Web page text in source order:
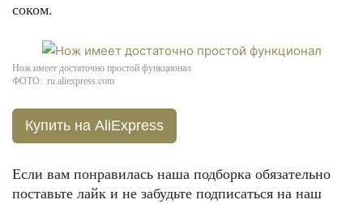
соком.
Нож имеет достаточно простой функционал
ФОТО: ru.aliexpress.com
Купить на AliExpress
Если вам понравилась наша подборка обязательно
поставьте лайк и не забудьте подписаться на наш